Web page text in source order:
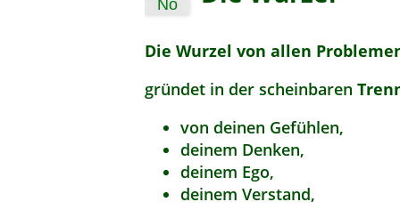
No
Die Wurzel von allen
gründet in der scheinbaren
von deinen Gefühlen,
deinem Denken,
deinem Ego,
deinem Verstand,